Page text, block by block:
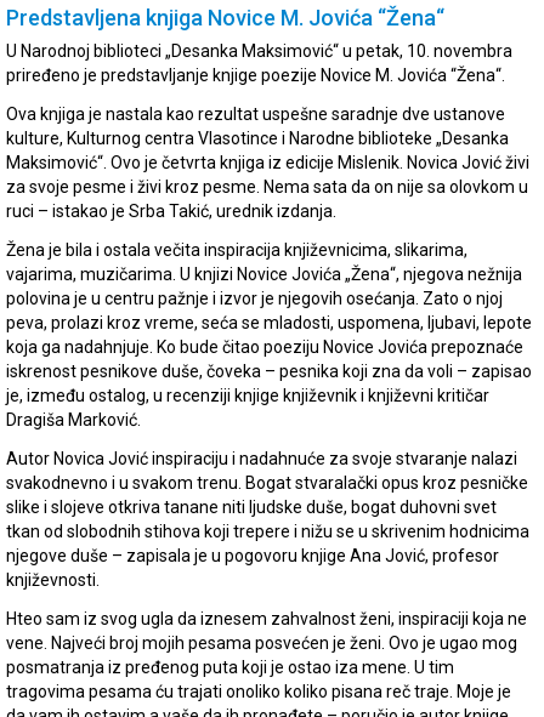
Predstavljena knjiga Novice M. Jovića “Žena“
U Narodnoj biblioteci „Desanka Maksimović“ u petak, 10. novembra
priređeno je predstavljanje knjige poezije Novice M. Jovića “Žena“.
Ova knjiga je nastala kao rezultat uspešne saradnje dve ustanove
kulture, Kulturnog centra Vlasotince i Narodne biblioteke „Desanka
Maksimović“. Ovo je četvrta knjiga iz edicije Mislenik. Novica Jović živi
za svoje pesme i živi kroz pesme. Nema sata da on nije sa olovkom u
ruci – istakao je Srba Takić, urednik izdanja.
Žena je bila i ostala večita inspiracija književnicima, slikarima,
vajarima, muzičarima. U knjizi Novice Jovića „Žena“, njegova nežnija
polovina je u centru pažnje i izvor je njegovih osećanja. Zato o njoj
peva, prolazi kroz vreme, seća se mladosti, uspomena, ljubavi, lepote
koja ga nadahnjuje. Ko bude čitao poeziju Novice Jovića prepoznaće
iskrenost pesnikove duše, čoveka – pesnika koji zna da voli – zapisao
je, između ostalog, u recenziji knjige književnik i književni kritičar
Dragiša Marković.
Autor Novica Jović inspiraciju i nadahnuće za svoje stvaranje nalazi
svakodnevno i u svakom trenu. Bogat stvaralački opus kroz pesničke
slike i slojeve otkriva tanane niti ljudske duše, bogat duhovni svet
tkan od slobodnih stihova koji trepere i nižu se u skrivenim hodnicima
njegove duše – zapisala je u pogovoru knjige Ana Jović, profesor
književnosti.
Hteo sam iz svog ugla da iznesem zahvalnost ženi, inspiraciji koja ne
vene. Najveći broj mojih pesama posvećen je ženi. Ovo je ugao mog
posmatranja iz pređenog puta koji je ostao iza mene. U tim
tragovima pesama ću trajati onoliko koliko pisana reč traje. Moje je